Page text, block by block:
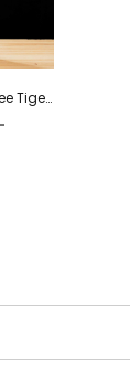
México Orgánico – Coffee Tiger Co